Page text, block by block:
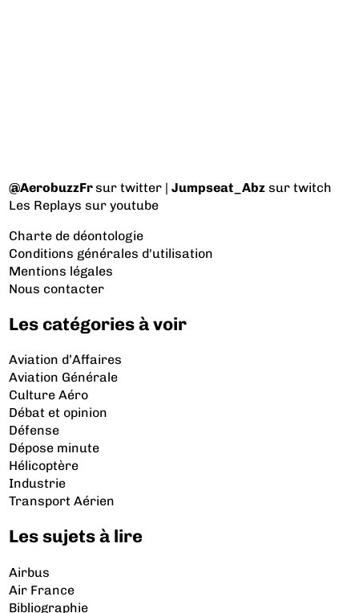
@AerobuzzFrsur twitter |Jumpseat_Abz sur twitch
Les Replays sur youtube
Charte de déontologie
Conditions générales d'utilisation
Mentions légales
Nous contacter
Les catégories à voir
Aviation d’Affaires
Aviation Générale
Culture Aéro
Débat et opinion
Défense
Dépose minute
Hélicoptère
Industrie
Transport Aérien
Les sujets à lire
Airbus
Air France
Bibliographie